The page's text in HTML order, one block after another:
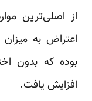
از اصلی‌ترین
افزایش یافت.